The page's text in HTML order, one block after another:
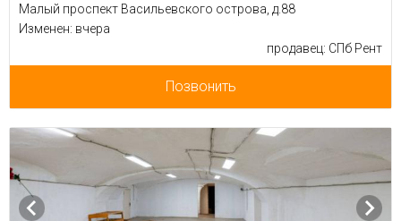
Малый проспект Васильевского острова, д.88
Изменен: вчера
продавец: СПб Рент
Позвонить